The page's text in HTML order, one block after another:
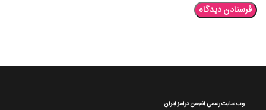
وب سایت رسمی انجمن درامز ایران